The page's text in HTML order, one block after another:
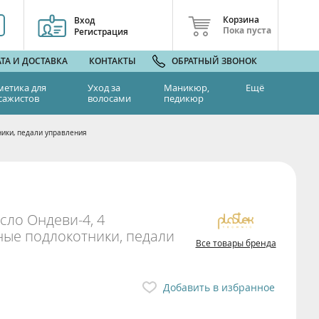
Вход
Регистрация
Корзина
Пока пуста
И ДОСТАВКА КОНТАКТЫ ОБРАТНЫЙ ЗВОНОК
для
Уход за
волосами
Маникюр,
педикюр
Ещё
педали управления
Ондеви-4, 4
подлокотники, педали
Все товары бренда
Добавить в избранное